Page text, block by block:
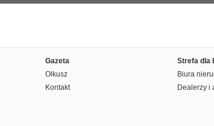
Gazeta
Olkusz
Kontakt
Strefa dla
Biura
Dealerzy i